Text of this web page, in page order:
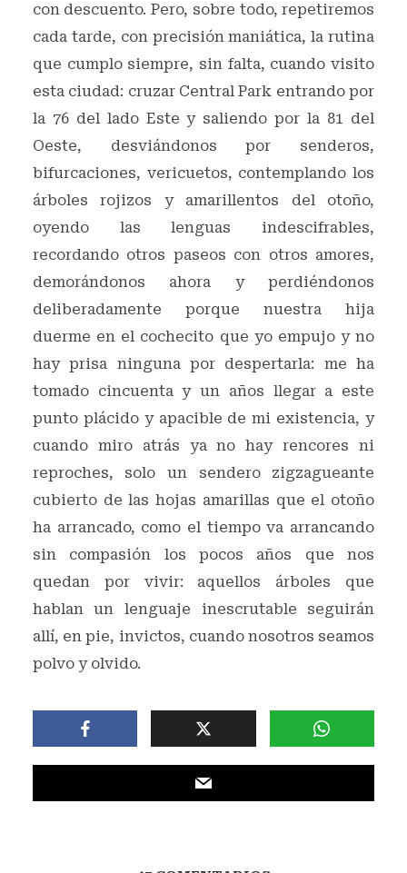
con descuento. Pero, sobre todo, repetiremos
cada tarde, con precisión maniática, la rutina
que cumplo siempre, sin falta, cuando visito
esta ciudad: cruzar Central Park entrando por
la 76 del lado Este y saliendo por la 81 del
Oeste, desviándonos por senderos,
bifurcaciones, vericuetos, contemplando los
árboles rojizos y amarillentos del otoño,
oyendo las lenguas indescifrables,
recordando otros paseos con otros amores,
demorándonos ahora y perdiéndonos
deliberadamente porque nuestra hija
duerme en el cochecito que yo empujo y no
hay prisa ninguna por despertarla: me ha
tomado cincuenta y un años llegar a este
punto plácido y apacible de mi existencia, y
cuando miro atrás ya no hay rencores ni
reproches, solo un sendero zigzagueante
cubierto de las hojas amarillas que el otoño
ha arrancado, como el tiempo va arrancando
sin compasión los pocos años que nos
quedan por vivir: aquellos árboles que
hablan un lenguaje inescrutable seguirán
allí, en pie, invictos, cuando nosotros seamos
polvo y olvido.